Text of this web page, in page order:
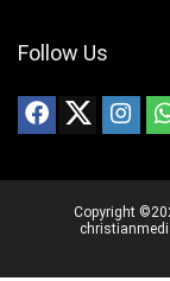
Follow Us
Copyright